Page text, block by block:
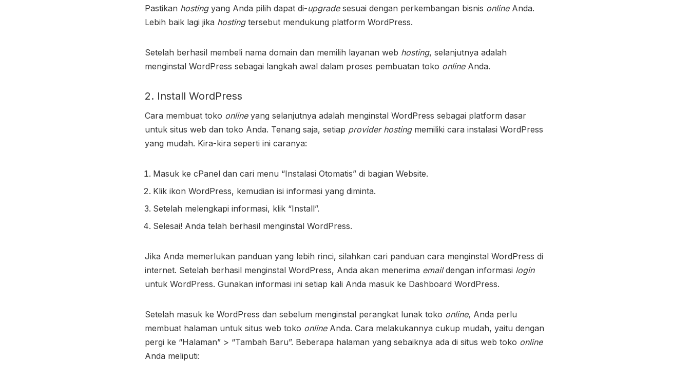
Pastikan hosting yang Anda pilih dapat di-upgradesesuai dengan perkembangan bisnis online Anda.
Lebih baik lagi jika hosting tersebut mendukung platform WordPress.
Setelah berhasil membeli nama domain dan memilih layanan web hosting, selanjutnya adalah
menginstal WordPress sebagai langkah awal dalam proses pembuatan toko online Anda.
2. Install WordPress
Cara membuat toko online yang selanjutnya adalah menginstal WordPress sebagai platform dasar
untuk situs web dan toko Anda. Tenang saja, setiap provider hosting memiliki cara instalasi WordPress
yang mudah. Kira-kira seperti ini caranya:
Masuk ke cPanel dan cari menu “Instalasi Otomatis” di bagian Website.
Klik ikon WordPress, kemudian isi informasi yang diminta.
Setelah melengkapi informasi, klik “Install”.
Selesai! Anda telah berhasil menginstal WordPress.
Jika Anda memerlukan panduan yang lebih rinci, silahkan cari panduan cara menginstal WordPress di
internet. Setelah berhasil menginstal WordPress, Anda akan menerima emaildengan informasi login
untuk WordPress. Gunakan informasi ini setiap kali Anda masuk ke Dashboard WordPress.
Setelah masuk ke WordPress dan sebelum menginstal perangkat lunak toko online, Anda perlu
membuat halaman untuk situs web toko online Anda. Cara melakukannya cukup mudah, yaitu dengan
pergi ke “Halaman” > “Tambah Baru”. Beberapa halaman yang sebaiknya ada di situs web toko online
Anda meliputi: